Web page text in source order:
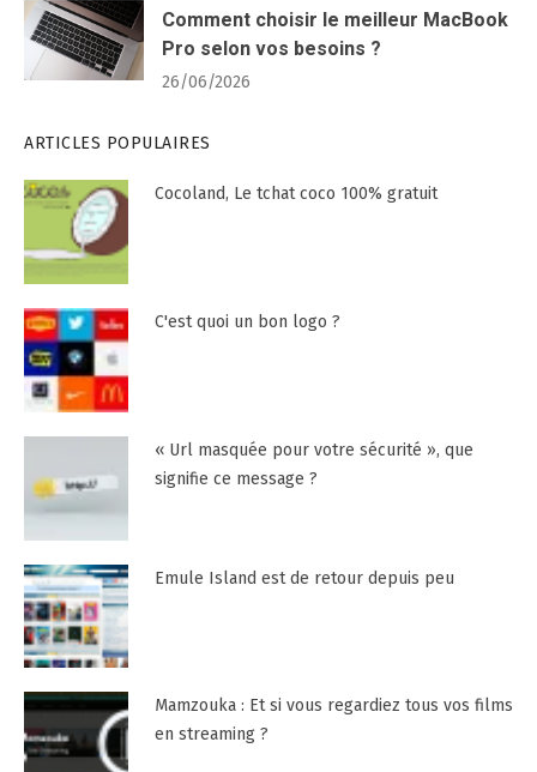
Comment choisir le meilleur MacBook
Pro selon vos besoins ?
26/06/2026
ARTICLES POPULAIRES
Cocoland, Le tchat coco 100% gratuit
C'est quoi un bon logo ?
« Url masquée pour votre sécurité », que
signifie ce message ?
Emule Island est de retour depuis peu
Mamzouka : Et si vous regardiez tous vos films
en streaming ?